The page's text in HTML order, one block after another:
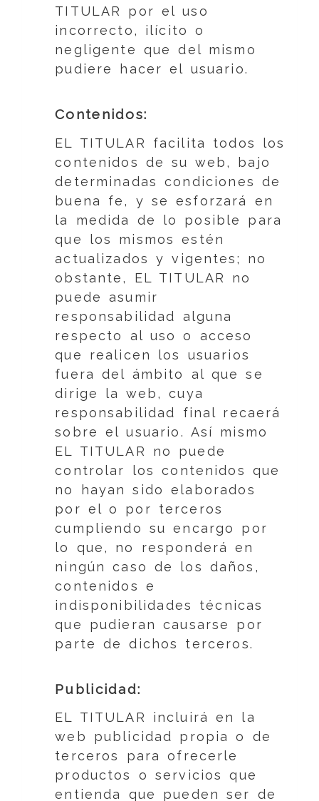
TITULAR por el uso
incorrecto, ilícito o
negligente que del mismo
pudiere hacer el usuario.
Contenidos:
EL TITULAR facilita todos los
contenidos de su web, bajo
determinadas condiciones de
buena fe, y se esforzará en
la medida de lo posible para
que los mismos estén
actualizados y vigentes; no
obstante, EL TITULAR no
puede asumir
responsabilidad alguna
respecto al uso o acceso
que realicen los usuarios
fuera del ámbito al que se
dirige la web, cuya
responsabilidad final recaerá
sobre el usuario. Así mismo
EL TITULAR no puede
controlar los contenidos que
no hayan sido elaborados
por el o por terceros
cumpliendo su encargo por
lo que, no responderá en
ningún caso de los daños,
contenidos e
indisponibilidades técnicas
que pudieran causarse por
parte de dichos terceros.
Publicidad:
EL TITULAR incluirá en la
web publicidad propia o de
terceros para ofrecerle
productos o servicios que
entienda que pueden ser de